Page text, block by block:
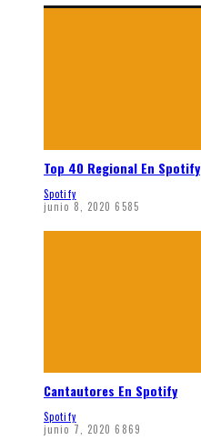
Top 40 Regional En Spotify
Spotify
junio 8, 2020 6585
Cantautores En Spotify
Spotify
junio 7, 2020 6869